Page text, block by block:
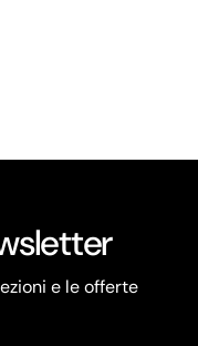
e le offerte